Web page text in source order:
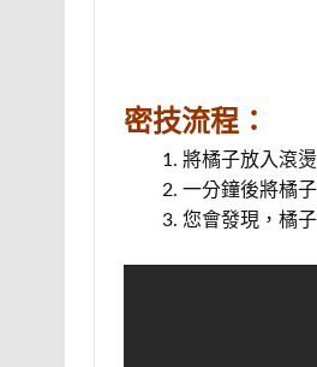
密技流程：
將橘子放入滾
一分鐘後將橘
您會發現，橘